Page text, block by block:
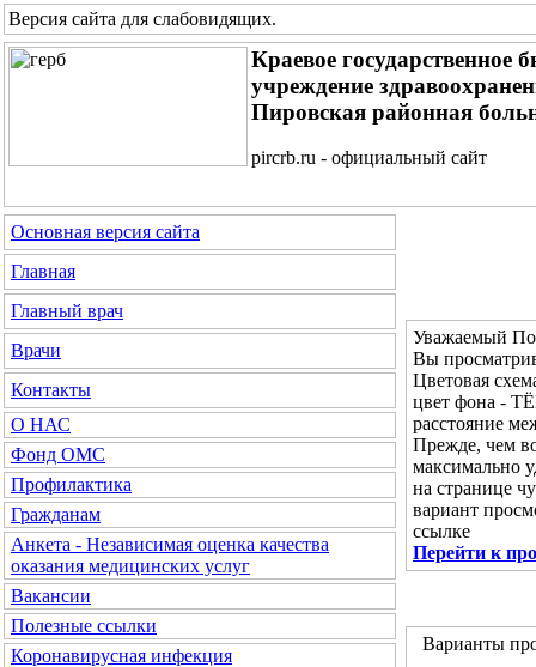
Версия сайта для слабовидящих.
Краевое государственное
учреждение
Пировская районная
pircrb.ru - официальный сайт
Основная версия сайта
Главная
Главный врач
Врачи
Контакты
О НАС
Фонд ОМС
Профилактика
Гражданам
Анкета - Независимая оценка качества
оказания медицинских услуг
Вакансии
Полезные ссылки
Коронавирусная инфекция
Уважаемый
Вы
Цветовая
цвет фона -
расстояние
Прежде, чем
максимально
на странице
вариант
ссылке
Перейти к
Варианты